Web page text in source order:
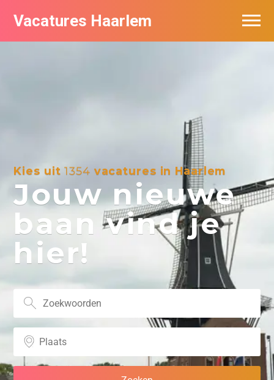
Vacatures Haarlem
Kies uit1354 vacatures in Haarlem
Jouw nieuwe
baan vind je
hier!
Vacatures per bedrijf in Haarlem